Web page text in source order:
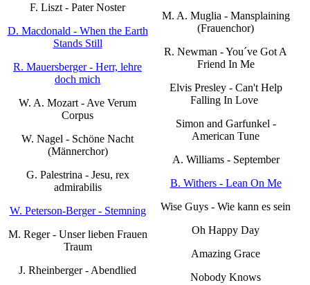
F. Liszt - Pater Noster
D. Macdonald - When the Earth
Stands Still
R. Mauersberger - Herr, lehre
doch mich
W. A. Mozart - Ave Verum
Corpus
W. Nagel - Schöne Nacht
(Männerchor)
G. Palestrina - Jesu, rex
admirabilis
W. Peterson-Berger - Stemning
M. Reger - Unser lieben Frauen
Traum
J. Rheinberger - Abendlied
M. A. Muglia - Mansplaining
(Frauenchor)
R. Newman - You´ve Got A
Friend In Me
Elvis Presley - Can't Help
Falling In Love
Simon and Garfunkel -
American Tune
A. Williams - September
B. Withers - Lean On Me
Wise Guys - Wie kann es sein
Oh Happy Day
Amazing Grace
Nobody Knows